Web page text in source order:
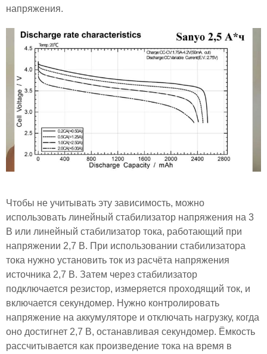
напряжения.
Чтобы не учитывать эту зависимость, можно
использовать линейный стабилизатор напряжения на 3
В или линейный стабилизатор тока, работающий при
напряжении 2,7 В. При использовании стабилизатора
тока нужно установить ток из расчёта напряжения
источника 2,7 В. Затем через стабилизатор
подключается резистор, измеряется проходящий ток, и
включается секундомер. Нужно контролировать
напряжение на аккумуляторе и отключать нагрузку, когда
оно достигнет 2,7 В, останавливая секундомер. Ёмкость
рассчитывается как произведение тока на время в